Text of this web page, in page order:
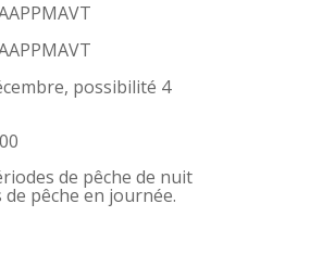
possibilité 4
de pêche de nuit
pêche en journée.